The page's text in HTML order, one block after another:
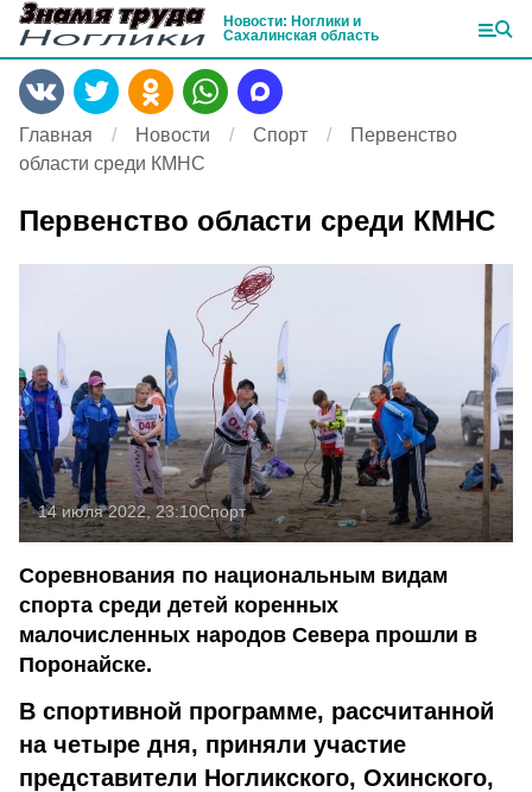
Новости: Ноглики и
Сахалинская область
Главная Новости Спорт
Первенство
области среди КМНС
Первенство области среди КМНС
14 июля 2022, 23:10Спорт
Соревнования по национальным видам
спорта среди детей коренных
малочисленных народов Севера прошли в
Поронайске.
В спортивной программе, рассчитанной
на четыре дня, приняли участие
представители Ногликского, Охинского,